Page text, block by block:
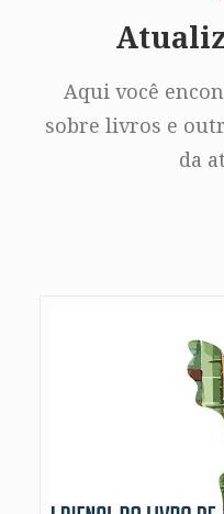
Aqui você
sobre livros e
da